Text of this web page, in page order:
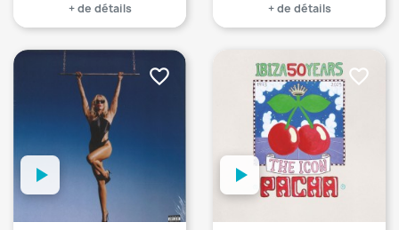
+ de détails + de détails
favorite_border favorite_border